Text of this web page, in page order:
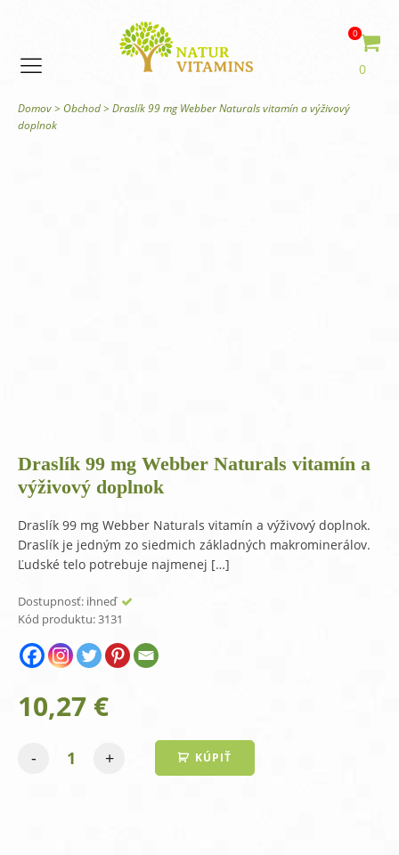
0
0
Domov> Obchod> Draslík 99 mg Webber Naturals vitamín a výživový
doplnok
Draslík 99 mg Webber Naturals vitamín a
výživový doplnok
Draslík 99 mg Webber Naturals vitamín a výživový doplnok.
Draslík je jedným zo siedmich základných makrominerálov.
Ľudské telo potrebuje najmenej […]
Dostupnosť: ihneď
Kód produktu:3131
10,27 €
- + KÚPIŤ